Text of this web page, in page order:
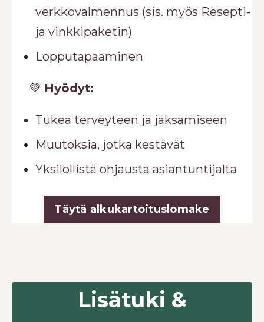
verkkovalmennus (sis. myös Resepti-
ja vinkkipaketin)
Lopputapaaminen
💚 Hyödyt:
Tukea terveyteen ja jaksamiseen
Muutoksia, jotka kestävät
Yksilöllistä ohjausta asiantuntijalta
Täytä alkukartoituslomake
Lisätuki &